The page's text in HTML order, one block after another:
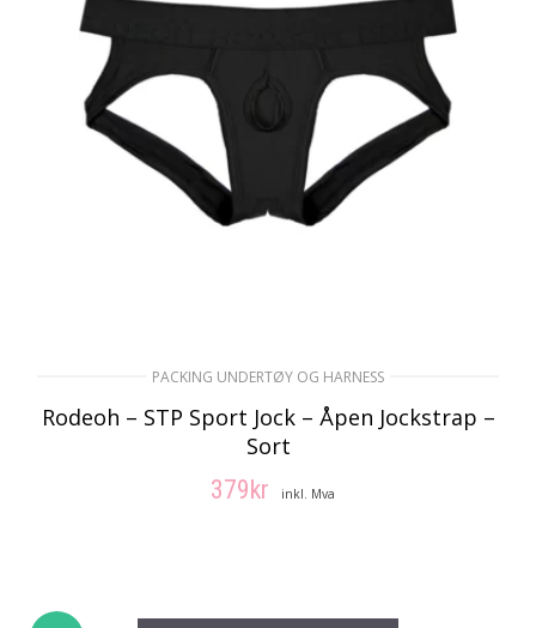
PACKING UNDERTØY OG HARNESS
Rodeoh – STP Sport Jock – Åpen Jockstrap –
Sort
379kr inkl. Mva